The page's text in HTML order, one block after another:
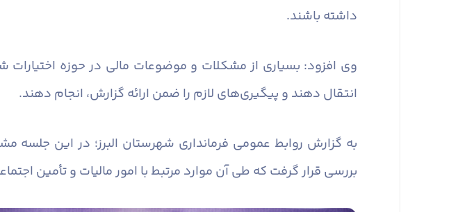
داشته باشند.
وی افزود: بسیاری از مشکلات و موضوعات مالی در حوزه
انتقال دهند و پیگیری‌های لازم را ضمن ارائه گزارش، انجام دهند.
به گزارش روابط عمومی فرمانداری شهرستان البرز؛ در این
بررسی قرار گرفت که طی آن موارد مرتبط با امور مالیات و تأمین